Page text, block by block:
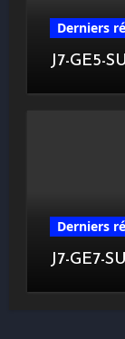
Derniers
J7-GE5-
Derniers
J7-GE7-